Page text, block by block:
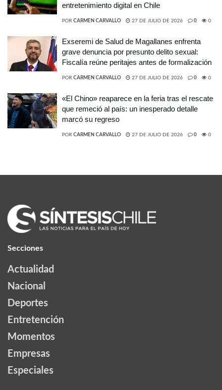
entretenimiento digital en Chile
POR CARMEN CARVALLO 27 DE JULIO DE 2026 0 0
Exseremi de Salud de Magallanes enfrenta
grave denuncia por presunto delito sexual:
Fiscalía reúne peritajes antes de formalización
POR CARMEN CARVALLO 27 DE JULIO DE 2026 0 0
«El Chino» reaparece en la feria tras el rescate
que remeció al país: un inesperado detalle
marcó su regreso
POR CARMEN CARVALLO 27 DE JULIO DE 2026 0 0
Secciones
Actualidad
Nacional
Deportes
Entretención
Momentos
Empresas
Especiales